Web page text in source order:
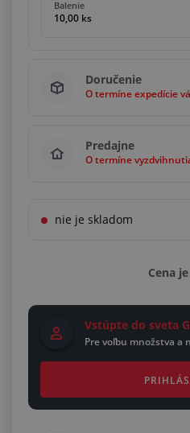
Balenie
10,00 ks
Doručenie
O termíne expedície
Predajne
O termíne
nie je skladom
Cena
Vstúpte do sveta
Pre voľbu množstva a